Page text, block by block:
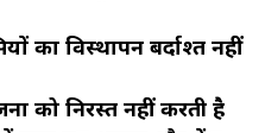
का विस्थापन बर्दाश्त नहीं
को निरस्त नहीं करती है